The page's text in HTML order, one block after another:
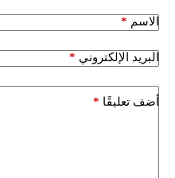
الاسم *
البريد الإلكتروني *
أضف تعليقًا *